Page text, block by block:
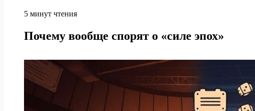
5 минут чтения
Почему вообще спорят о «силе эпох»